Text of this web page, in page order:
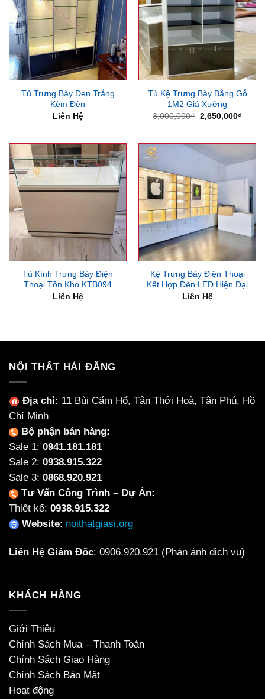
Tủ Trưng Bày Đen Trắng
Kèm Đèn
Liên Hệ
Tủ Kệ Trưng Bày Bằng Gỗ
1M2 Giá Xưởng
3,000,000₫ Giá
gốc
2,650,000₫Giá
Tủ Kính Trưng Bày Điện
Thoại Tồn Kho KTB094
Liên Hệ
Kệ Trưng Bày Điện Thoại
Kết Hợp Đèn LED Hiện Đại
Liên Hệ
NỘI THẤT HẢI ĐĂNG
Địa chỉ: 11 Bùi Cẩm Hổ, Tân Thới Hoà, Tân Phú, Hồ
Chí Minh
Bộ phận bán hàng:
Sale 1: 0941.181.181
Sale 2: 0938.915.322
Sale 3: 0868.920.921
Tư Vấn Công Trình – Dự Án:
Thiết kế: 0938.915.322
Website: noithatgiasi.org
Liên Hệ Giám Đốc: 0906.920.921 (Phản ánh dịch vụ)
KHÁCH HÀNG
Giới Thiệu
Chính Sách Mua – Thanh Toán
Chính Sách Giao Hàng
Chính Sách Bảo Mật
Hoạt động